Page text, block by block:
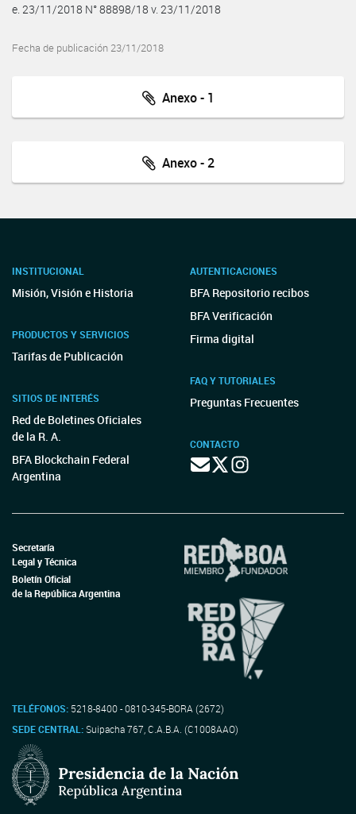
e. 23/11/2018 N° 88898/18 v. 23/11/2018
Fecha de publicación 23/11/2018
Anexo - 1
Anexo - 2
INSTITUCIONAL
Misión, Visión e Historia
PRODUCTOS Y SERVICIOS
Tarifas de Publicación
SITIOS DE INTERÉS
Red de Boletines Oficiales
de la R. A.
BFA Blockchain Federal
Argentina
AUTENTICACIONES
BFA Repositorio recibos
BFA Verificación
Firma digital
FAQ Y TUTORIALES
Preguntas Frecuentes
CONTACTO
Secretaría
Legal y Técnica
Boletín Oficial
de la República Argentina
TELÉFONOS: 5218-8400 - 0810-345-BORA (2672)
SEDE CENTRAL:Suipacha 767, C.A.B.A. (C1008AAO)